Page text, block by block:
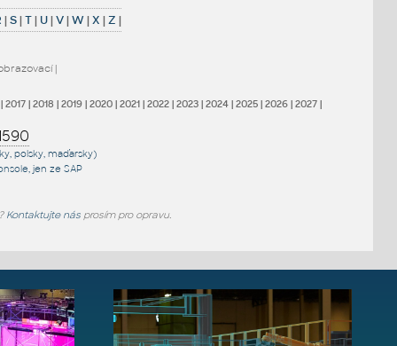
|S|T| U|V|W|X |Z |
|
2017| 2018 | 2019| 2020| 2021| 2022| 2023| 2024| 2025| 2026| 2027|
polsky, maďarsky)
, jenze SAP
Kontaktujte násprosím pro opravu.